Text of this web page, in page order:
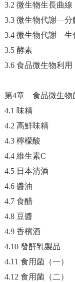
3.2 微生物生長曲線
3.3 微生物代謝—分
3.4 微生物代謝—生
3.5 酵素
3.6 食品微生物利用
第4章 食品微生物
4.1 味精
4.2 高鮮味精
4.3 檸檬酸
4.4 維生素C
4.5 日本清酒
4.6 醬油
4.7 食醋
4.8 豆醬
4.9 香檳酒
4.10 發酵乳製品
4.11 食用菌（一）
4.12 食用菌（二）